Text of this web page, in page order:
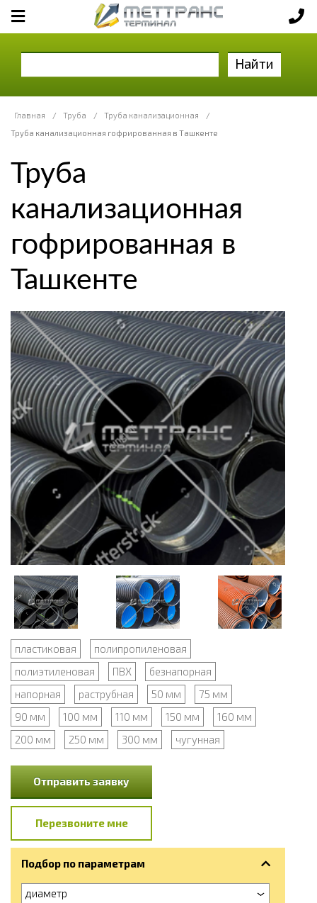
Найти
Главная / Труба / Труба канализационная
/
Труба канализационная гофрированная в Ташкенте
Труба
канализационная
гофрированная в
Ташкенте
пластиковая
полипропиленовая
полиэтиленовая
ПВХ
безнапорная
напорная
раструбная 50 мм
75 мм
90 мм
100 мм 110 мм 150 мм
160 мм
200 мм
250 мм 300 мм чугунная
Отправить заявку
Перезвоните мне
Подбор по параметрам
диаметр